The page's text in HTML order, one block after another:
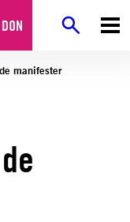
manifester